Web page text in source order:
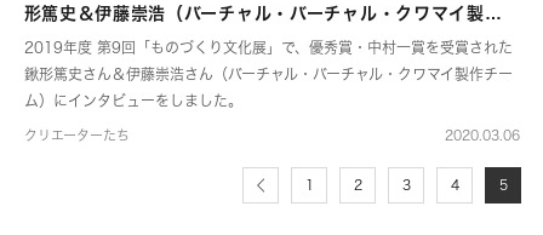
形篤史＆伊藤崇浩（バーチャル・バーチャル・クワマイ製作
チーム）インタビュー
2019年度 第9回「ものづくり文化展」で、優秀賞・中村一賞を受賞された
鍬形篤史さん＆伊藤崇浩さん（バーチャル・バーチャル・クワマイ製作チー
ム）にインタビューをしました。
クリエーターたち 2020.03.06
1 2 3 4 5